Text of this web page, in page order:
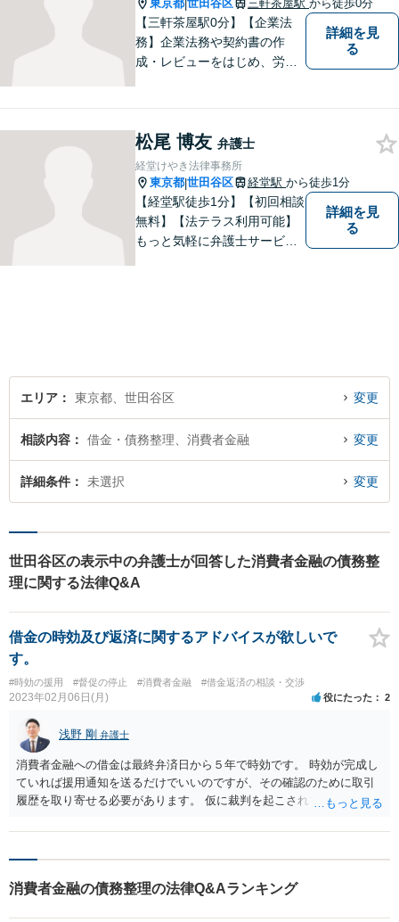
東京都 世田谷区 三軒茶屋駅 から徒歩0分
【三軒茶屋駅0分】【企業法
務】企業法務や契約書の作
成・レビューをはじめ、労働
つ丁寧に取り組み、実務に即
した的確な助言を行います。
詳細を見
る
松尾 博友 弁護士
経堂けやき法律事務所
東京都|世田谷区 経堂駅 から徒歩1分
【経堂駅徒歩1分】【初回相談
無料】【法テラス利用可能】
もっと気軽に弁護士サービス
談ください。
詳細を見
る
エリア 東京都、世田谷区 変更
相談内容 借金・債務整理、消費者金融 変更
詳細条件 未選択 変更
世田谷区の表示中の弁護士が回答した消費者金融の債務整
理に関する法律Q&A
借金の時効及び返済に関するアドバイスが欲しいで
す。
#時効の援用 #督促の停止 #消費者金融 #借金返済の相談・交渉
2023年02月06日(月) 役にたった 2
浅野 剛 弁護士
消費者金融への借金は最終弁済日から５年で時効です。 時効が完成し
ていれば援用通知を送るだけでいいのですが、その確認のために取引
履歴を取り寄せる必要があります。 仮に裁判を起こされていて欠席で
点も注意です。 この辺りの手続きは弁護士にもお願いできるので最寄
消費者金融の債務整理の法律Q&Aランキング